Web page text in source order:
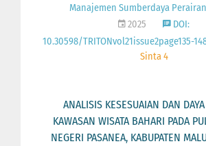
Manajemen Sumberdaya
2025
DOI:
10.30598/TRITONvol21issue2page135-
Sinta 4
ANALISIS KESESUAIAN DAN
KAWASAN WISATA BAHARI PADA
NEGERI PASANEA, KABUPATEN